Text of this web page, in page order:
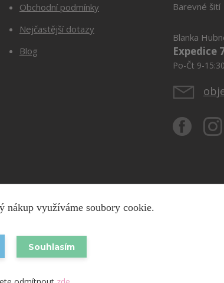
Obchodní podmínky
Nejčastější dotazy
Blog
Barevné šití
Blanka
Expedice
Po-Čt 9-
Barevnesiti.cz
využíváme soubory cookie.
Souhlasím